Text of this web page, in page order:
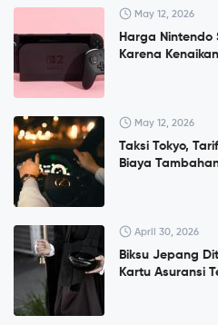
May 12, 2026
Harga Nintendo
Karena
May 12, 2026
Taksi Tokyo,
Biaya
April 30, 2026
Biksu Jepang
Kartu Asuransi